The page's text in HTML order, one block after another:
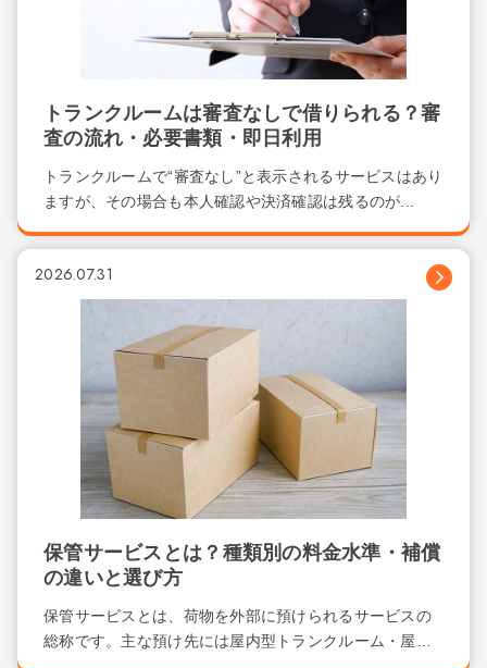
トランクルームは審査なしで借りられる？審
査の流れ・必要書類・即日利用
トランクルームで“審査なし”と表示されるサービスはあり
ますが、その場合も本人確認や決済確認は残るのが...
2026.07.31
保管サービスとは？種類別の料金水準・補償
の違いと選び方
保管サービスとは、荷物を外部に預けられるサービスの
総称です。主な預け先には屋内型トランクルーム・屋